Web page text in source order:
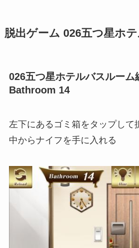
脱出ゲーム 026五つ星ホ
026五つ星ホテルバスルーム
Bathroom 14
左下にあるゴミ箱をタップして
中からナイフを手に入れる